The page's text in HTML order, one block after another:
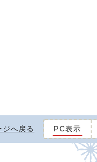
へ戻る PC表示